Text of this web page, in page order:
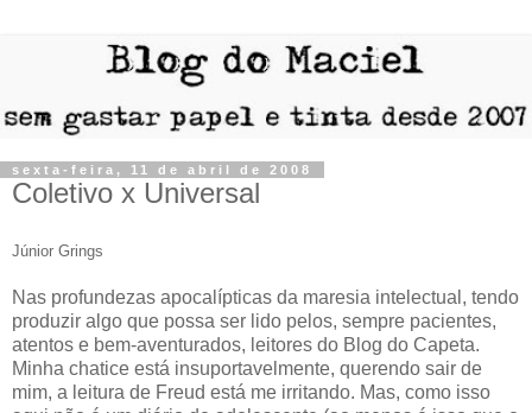
sexta-feira, 11 de abril de 2008
Coletivo x Universal
Júnior Grings
Nas profundezas apocalípticas da maresia intelectual, tendo
produzir algo que possa ser lido pelos, sempre pacientes,
atentos e bem-aventurados, leitores do Blog do Capeta.
Minha chatice está insuportavelmente, querendo sair de
mim, a leitura de Freud está me irritando. Mas, como isso